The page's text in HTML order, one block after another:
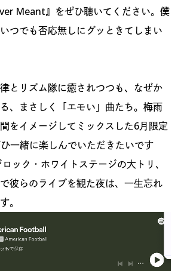
Meant』をぜひ聴いてください。僕
つでも否応無しにグッときてしまい
とリズム隊に癒されつつも、なぜか
、まさしく「エモい」曲たち。梅雨
をイメージしてミックスした6月限定
一緒に楽しんでいただきたいです
ック・ホワイトステージの大トリ、
彼らのライブを観た夜は、一生忘れ
。